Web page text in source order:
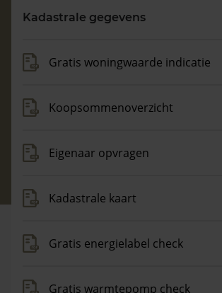
Maandag t/m vrijdag - 08:00 -18:00
Kadastrale gegevens
Gratis woningwaarde indicatie
Koopsommenoverzicht
Eigenaar opvragen
Kadastrale kaart
Gratis energielabel check
Gratis warmtepomp check